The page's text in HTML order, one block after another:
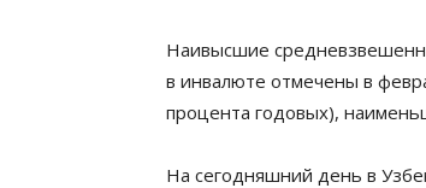
Наивысшие
в инвалюте отмечены в
процента годовых),
На сегодняшний день в